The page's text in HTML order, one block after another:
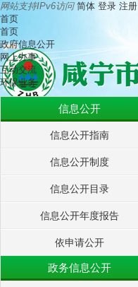
网站支持IPv6访问 简体 登录 注册
首页
首页
政府信息公开
网上办事
互动交流
环保业务
信息公开
信息公开指南
信息公开制度
信息公开目录
信息公开年度报告
依申请公开
政务信息公开